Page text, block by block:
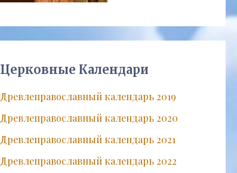
Церковные Календари
Древлеправославный календарь 2019
Древлеправославный календарь 2020
Древлеправославный календарь 2021
Древлеправославный календарь 2022